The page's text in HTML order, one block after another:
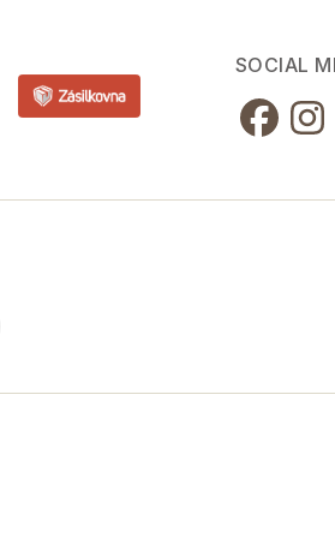
SOCIAL